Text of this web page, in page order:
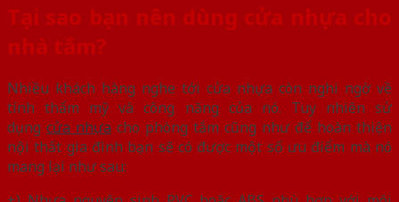
Tại sao bạn nên dùng cửa nhựa cho
nhà tắm?
Nhiều khách hàng nghe tới cửa nhựa còn nghi ngờ về
tính thẩm mỹ và công năng của nó. Tuy nhiên sử
dụng cửa nhựa cho phòng tắm cũng như để hoàn thiện
nội thất gia đình bạn sẽ có được một số ưu điểm mà nó
mang lại như sau: